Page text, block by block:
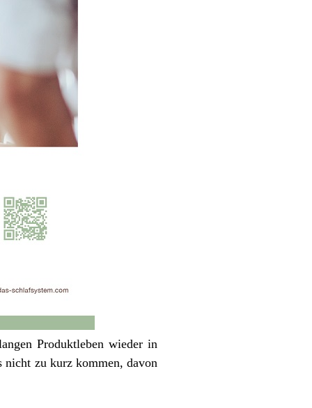
Produktleben wieder in
nicht zu kurz kommen, davon